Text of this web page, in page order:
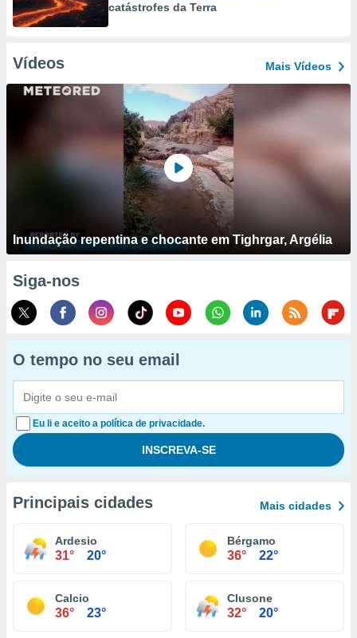
catástrofes da Terra
Vídeos Mais Vídeos
Inundação repentina e chocante em Tighrgar, Argélia
Siga-nos
O tempo no seu email
Eu li e aceito a política de privacidade.
Principais cidades Mais cidades
Ardesio
31° 20°
Bérgamo
36° 22°
Calcio
36° 23°
Clusone
32° 20°